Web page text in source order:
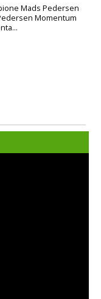
Mads Pedersen
Momentum